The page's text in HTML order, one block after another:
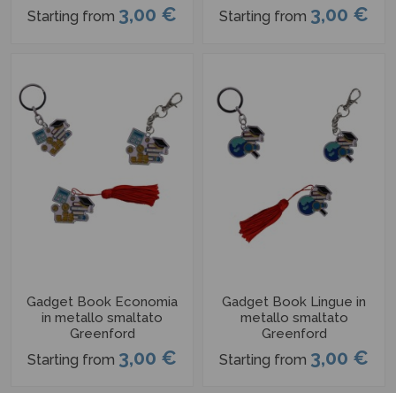
Starting from 3,00 € Starting from 3,00 €
Gadget Book Economia
in metallo smaltato
Greenford
Starting from 3,00 €
Gadget Book Lingue in
metallo smaltato
Greenford
Starting from 3,00 €